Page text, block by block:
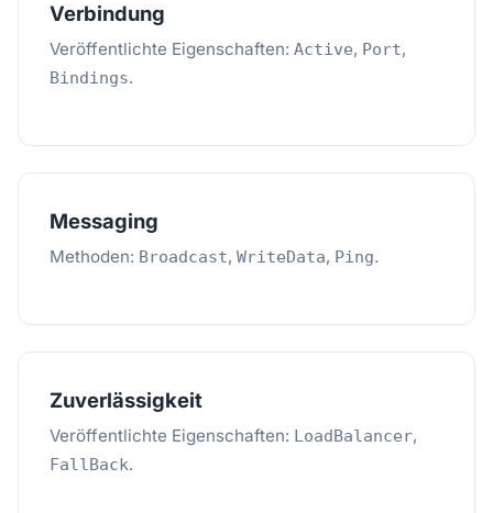
Verbindung
Veröffentlichte Eigenschaften: Active, Port,
Bindings.
Messaging
Methoden: Broadcast, WriteData, Ping.
Zuverlässigkeit
Veröffentlichte Eigenschaften: LoadBalancer,
FallBack.